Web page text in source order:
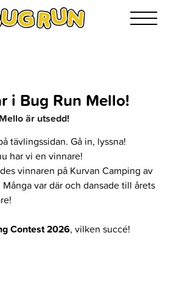
i Bug Run Mello!
är utsedd!
tävlingssidan. Gå in, lyssna!
har vi en vinnare!
vinnaren på Kurvan Camping av
var där och dansade till årets
Contest 2026, vilken succé!